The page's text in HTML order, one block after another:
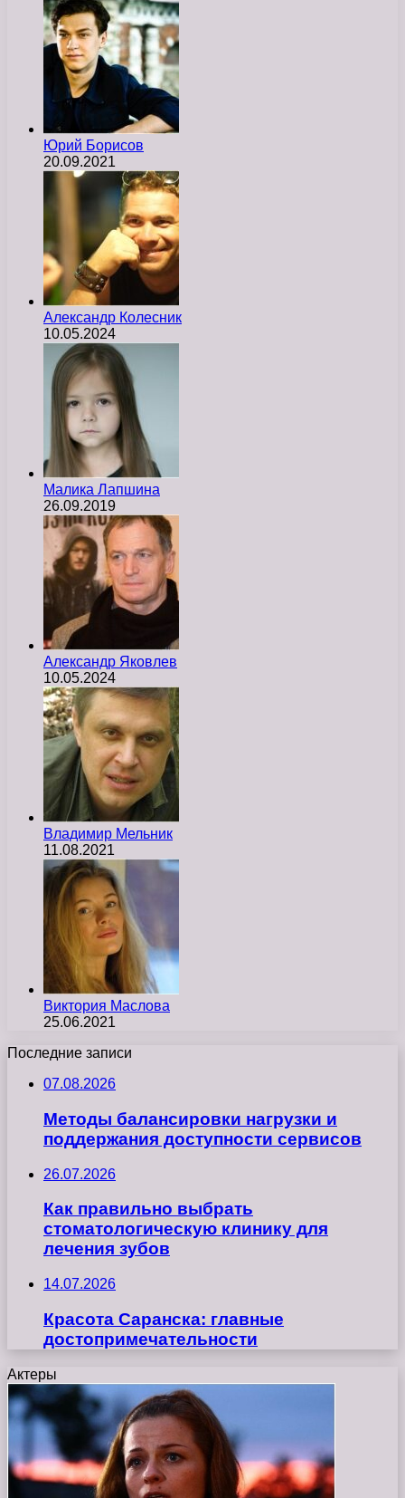
Юрий Борисов
20.09.2021
Александр Колесник
10.05.2024
Малика Лапшина
26.09.2019
Александр Яковлев
10.05.2024
Владимир Мельник
11.08.2021
Виктория Маслова
25.06.2021
Последние записи
07.08.2026
Методы балансировки нагрузки и
поддержания доступности сервисов
26.07.2026
Как правильно выбрать
стоматологическую клинику для
лечения зубов
14.07.2026
Красота Саранска: главные
достопримечательности
Актеры